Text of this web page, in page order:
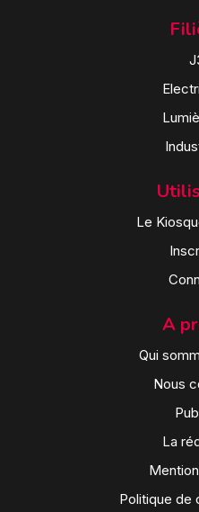
Le
A
Qui
Nous
La
Politique de